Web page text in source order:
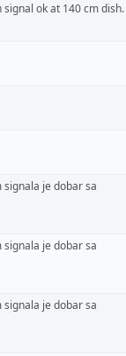
ok at 140 cm dish.
signala je dobar sa
signala je dobar sa
signala je dobar sa